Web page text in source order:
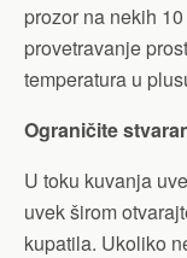
prozor na nekih
provetravanje
temperatura u
Ograničite
U toku kuvanja
uvek širom
kupatila. Ukoliko